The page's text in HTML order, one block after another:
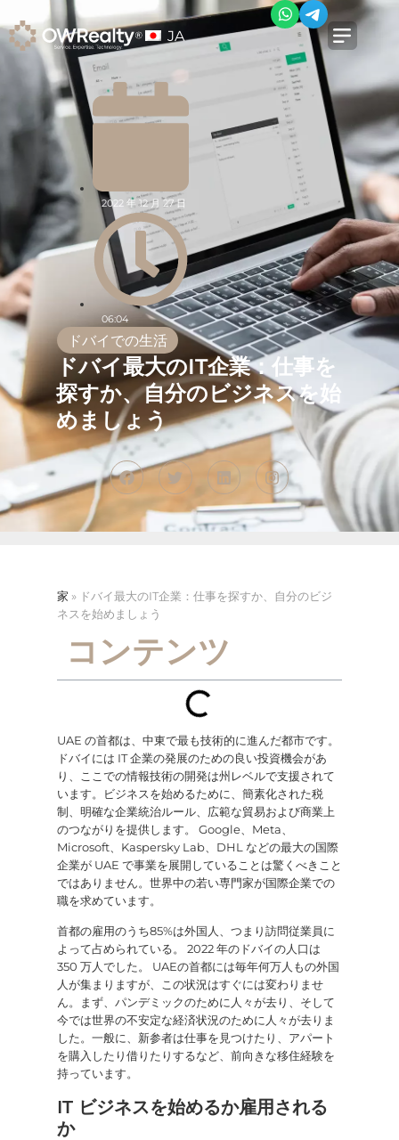
JA
2022 年 12 月 27 日
06:04
ドバイでの生活
ドバイ最大のIT企業：仕事を
探すか、自分のビジネスを始
めましょう
家 » ドバイ最大のIT企業：仕事を探すか、自分のビジ
ネスを始めましょう
コンテンツ
UAE の首都は、中東で最も技術的に進んだ都市です。
ドバイには IT 企業の発展のための良い投資機会があ
り、ここでの情報技術の開発は州レベルで支援されて
います。ビジネスを始めるために、簡素化された税
制、明確な企業統治ルール、広範な貿易および商業上
のつながりを提供します。 Google、Meta、
Microsoft、Kaspersky Lab、DHL などの最大の国際
企業が UAE で事業を展開していることは驚くべきこと
ではありません。世界中の若い専門家が国際企業での
職を求めています。
首都の雇用のうち85%は外国人、つまり訪問従業員に
よって占められている。 2022 年のドバイの人口は
350 万人でした。 UAEの首都には毎年何万人もの外国
人が集まりますが、この状況はすぐには変わりませ
ん。まず、パンデミックのために人々が去り、そして
今では世界の不安定な経済状況のために人々が去りま
した。一般に、新参者は仕事を見つけたり、アパート
を購入したり借りたりするなど、前向きな移住経験を
持っています。
IT ビジネスを始めるか雇用される
か